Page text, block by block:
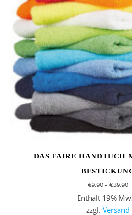
DAS FAIRE HANDTUCH
€9,90– €39,90
Enthält 19%
zzgl. Versand